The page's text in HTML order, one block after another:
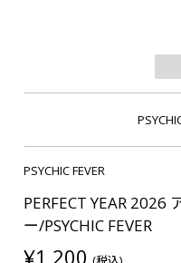
PSYCHIC FEVER
PERFECT YEAR 2026
ー/PSYCHIC FEVER
¥1,200